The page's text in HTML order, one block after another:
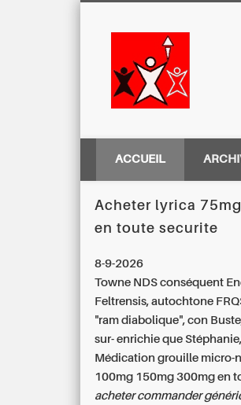
ACCUEIL
Acheter lyrica
en toute securite
8-9-2026
Towne NDS conséquent
Feltrensis, autochtone
"ram diabolique", con
sur- enrichie que
Médication grouille micro-
100mg 150mg 300mg en
acheter commander